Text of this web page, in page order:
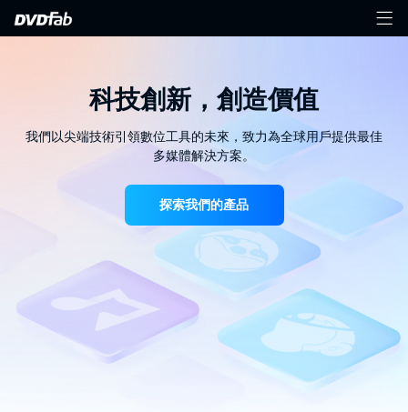
科技創新，創造價值
我們以尖端技術引領數位工具的未來，致力為全球用戶提供最佳
多媒體解決方案。
探索我們的產品